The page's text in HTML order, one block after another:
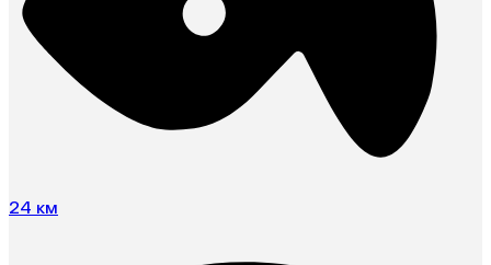
24 км